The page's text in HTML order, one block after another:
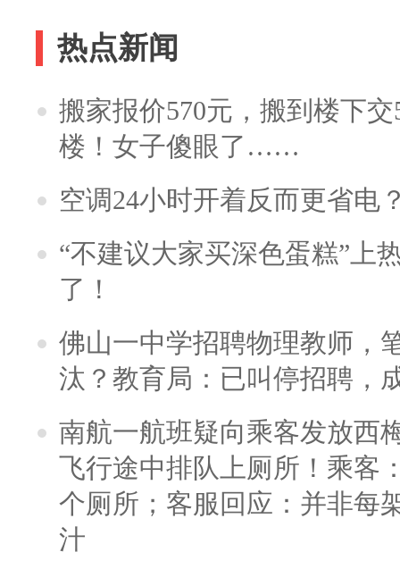
热点新闻
搬家报价570元，搬到楼下
楼！女子傻眼了……
空调24小时开着反而更省电
“不建议大家买深色蛋糕”上
了！
佛山一中学招聘物理教师，
汰？教育局：已叫停招聘，
南航一航班疑向乘客发放西
飞行途中排队上厕所！乘客
个厕所；客服回应：并非每
汁